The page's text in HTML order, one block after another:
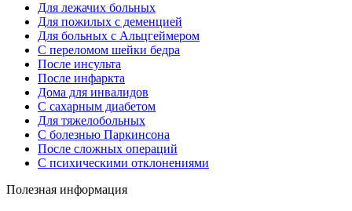
Для лежачих больных
Для пожилых с деменцией
Для больных с Альцгеймером
С переломом шейки бедра
После инсульта
После инфаркта
Дома для инвалидов
С сахарным диабетом
Для тяжелобольных
С болезнью Паркинсона
После сложных операций
С психическими отклонениями
Полезная информация